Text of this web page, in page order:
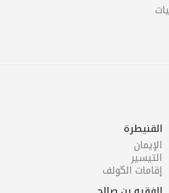
القنيطرة
الإيمان
التيسير
إقامات الڭولف